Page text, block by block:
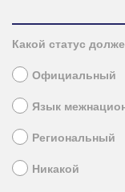
Какой статус
Официальный
Язык
Региональный
Никакой